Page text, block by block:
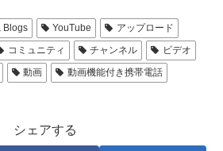
Blogs YouTube
アップロード
コミュニティ チャンネル
ビデオ
動画
動画機能付き携帯電話
シェアする